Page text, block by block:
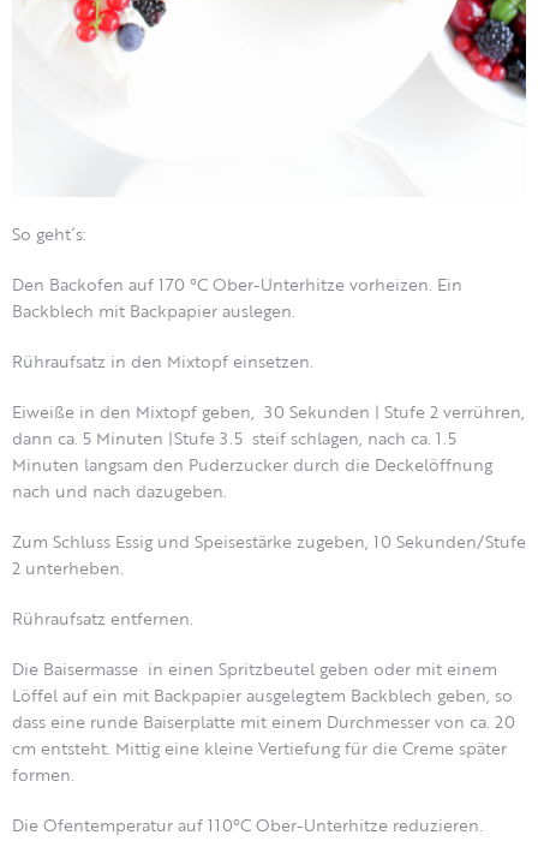
So geht´s:
Den Backofen auf 170 °C Ober-Unterhitze vorheizen. Ein
Backblech mit Backpapier auslegen.
Rühraufsatz in den Mixtopf einsetzen.
Eiweiße in den Mixtopf geben, 30 Sekunden | Stufe 2 verrühren,
dann ca. 5 Minuten |Stufe 3.5 steif schlagen, nach ca. 1.5
Minuten langsam den Puderzucker durch die Deckelöffnung
nach und nach dazugeben.
Zum Schluss Essig und Speisestärke zugeben, 10 Sekunden/Stufe
2 unterheben.
Rühraufsatz entfernen.
Die Baisermasse in einen Spritzbeutel geben oder mit einem
Löffel auf ein mit Backpapier ausgelegtem Backblech geben, so
dass eine runde Baiserplatte mit einem Durchmesser von ca. 20
cm entsteht. Mittig eine kleine Vertiefung für die Creme später
formen.
Die Ofentemperatur auf 110°C Ober-Unterhitze reduzieren.